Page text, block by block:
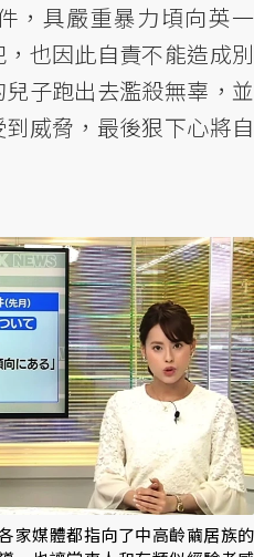
，具嚴重暴力頃向英一
也因此自責不能造成別
子跑出去濫殺無辜，並
威脅，最後狠下心將自
家媒體都指向了中高齡繭居族的